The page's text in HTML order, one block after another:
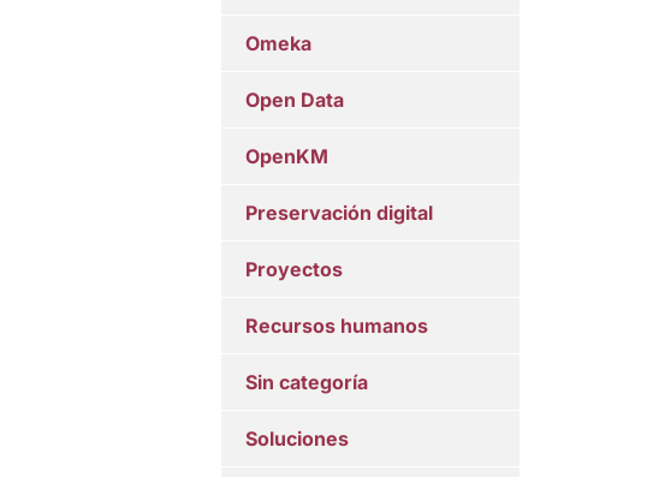
Omeka
Open Data
OpenKM
Preservación digital
Proyectos
Recursos humanos
Sin categoría
Soluciones